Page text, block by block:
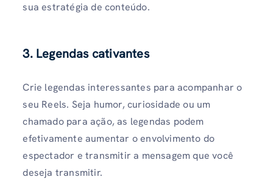
sua estratégia de conteúdo.
3. Legendas cativantes
Crie legendas interessantes para acompanhar o
seu Reels. Seja humor, curiosidade ou um
chamado para ação, as legendas podem
efetivamente aumentar o envolvimento do
espectador e transmitir a mensagem que você
deseja transmitir.